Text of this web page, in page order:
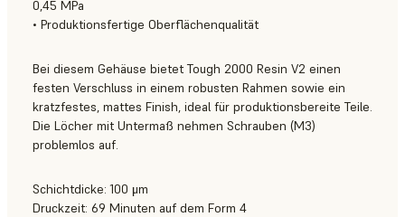
0,45 MPa
• Produktionsfertige Oberflächenqualität
Bei diesem Gehäuse bietet Tough 2000 Resin V2 einen
festen Verschluss in einem robusten Rahmen sowie ein
kratzfestes, mattes Finish, ideal für produktionsbereite Teile.
Die Löcher mit Untermaß nehmen Schrauben (M3)
problemlos auf.
Schichtdicke: 100 μm
Druckzeit: 69 Minuten auf dem Form 4